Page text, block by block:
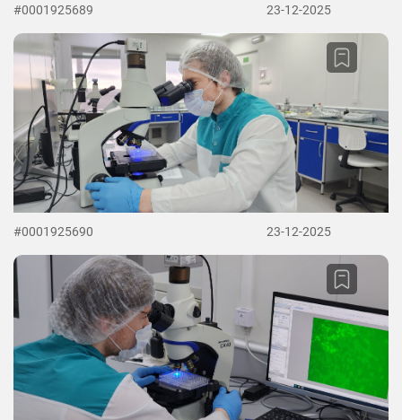
#0001925689 23-12-2025
#0001925690 23-12-2025